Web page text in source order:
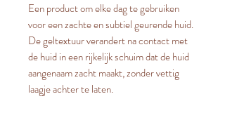
Een product om elke dag te gebruiken
voor een zachte en subtiel geurende huid.
De geltextuur verandert na contact met
de huid in een rijkelijk schuim dat de huid
aangenaam zacht maakt, zonder vettig
laagje achter te laten.